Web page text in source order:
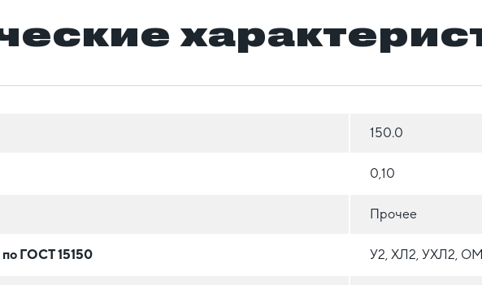
150.0
0,10
Прочее
ГОСТ 15150 У2, ХЛ2, УХЛ2,